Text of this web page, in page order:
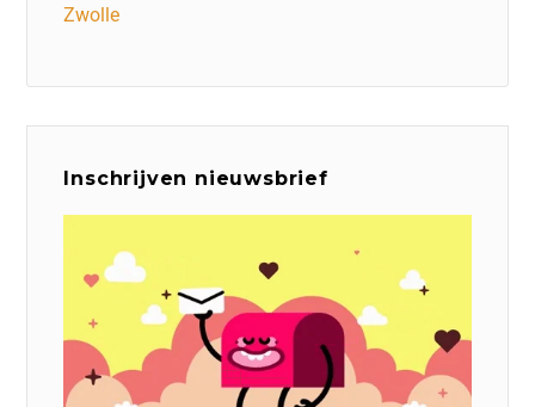
Zwolle
Inschrijven nieuwsbrief